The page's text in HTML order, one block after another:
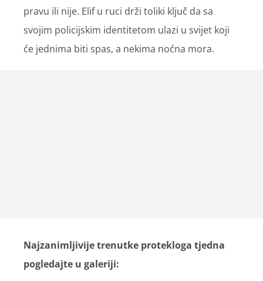
pravu ili nije. Elif u ruci drži toliki ključ da sa
svojim policijskim identitetom ulazi u svijet koji
će jednima biti spas, a nekima noćna mora.
Najzanimljivije trenutke protekloga tjedna
pogledajte u galeriji: